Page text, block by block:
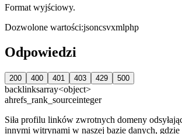
Format wyjściowy.
Dozwolone wartości:jsoncsvxmlphp
Odpowiedzi
200 400 401 403 429 500
backlinksarray<object>
ahrefs_rank_sourceinteger
Siła profilu linków zwrotnych domeny
innymi witrynami w naszej bazie danych, gdzie